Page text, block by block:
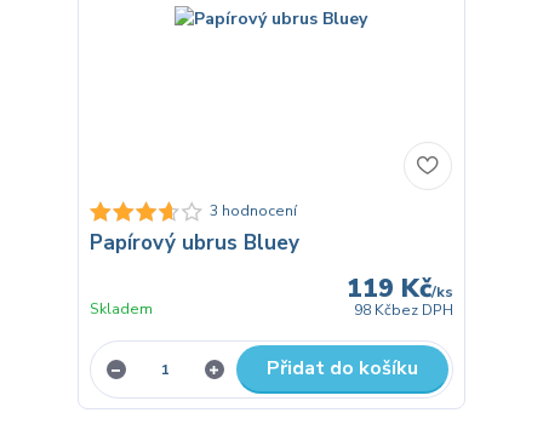
3 hodnocení
Papírový ubrus Bluey
119 Kč/ks
98 Kčbez DPH
Skladem
Přidat do košíku